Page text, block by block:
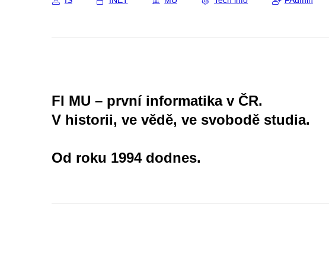
FI MU – první informatika v ČR.
V historii, ve vědě, ve svobodě studia.
Od roku 1994 dodnes.